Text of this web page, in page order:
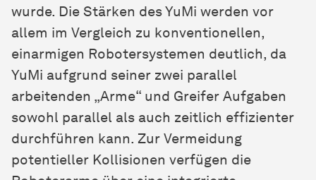
wurde. Die Stärken des YuMi werden vor
allem im Vergleich zu konventionellen,
einarmigen Robotersystemen deutlich, da
YuMi aufgrund seiner zwei parallel
arbeitenden „Arme“ und Greifer Aufgaben
sowohl parallel als auch zeitlich effizienter
durchführen kann. Zur Vermeidung
potentieller Kollisionen verfügen die